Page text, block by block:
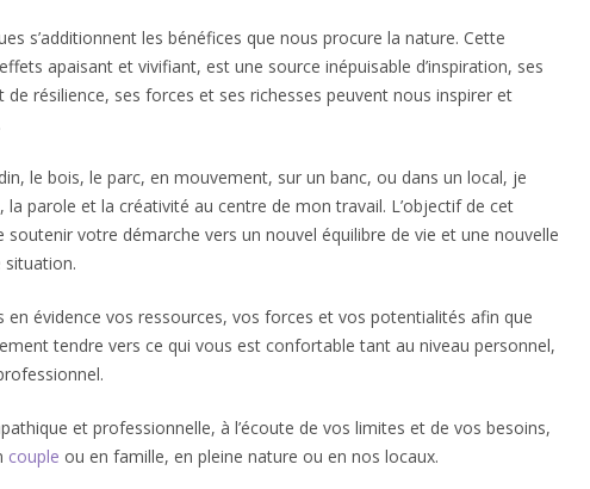
s’additionnent les bénéfices que nous procure la nature. Cette
apaisant et vivifiant, est une source inépuisable d’inspiration, ses
de résilience, ses forces et ses richesses peuvent nous inspirer et
le bois, le parc, en mouvement, sur un banc, ou dans un local, je
la parole et la créativité au centre de mon travail. L’objectif de cet
votre démarche vers un nouvel équilibre de vie et une nouvelle
situation.
en évidence vos ressources, vos forces et vos potentialités afin que
tendre vers ce qui vous est confortable tant au niveau personnel,
et professionnelle, à l’écoute de vos limites et de vos besoins,
couple ou en famille, en pleine nature ou en nos locaux.